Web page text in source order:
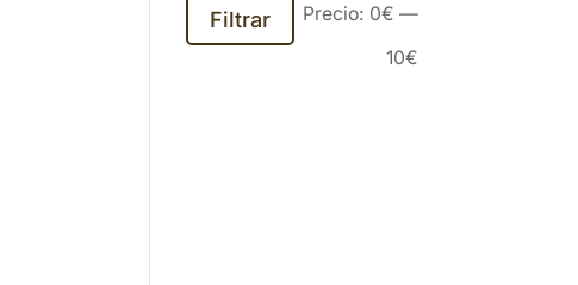
Precio
mínimo
Precio
máximo
Filtrar Precio: 0€ —
10€